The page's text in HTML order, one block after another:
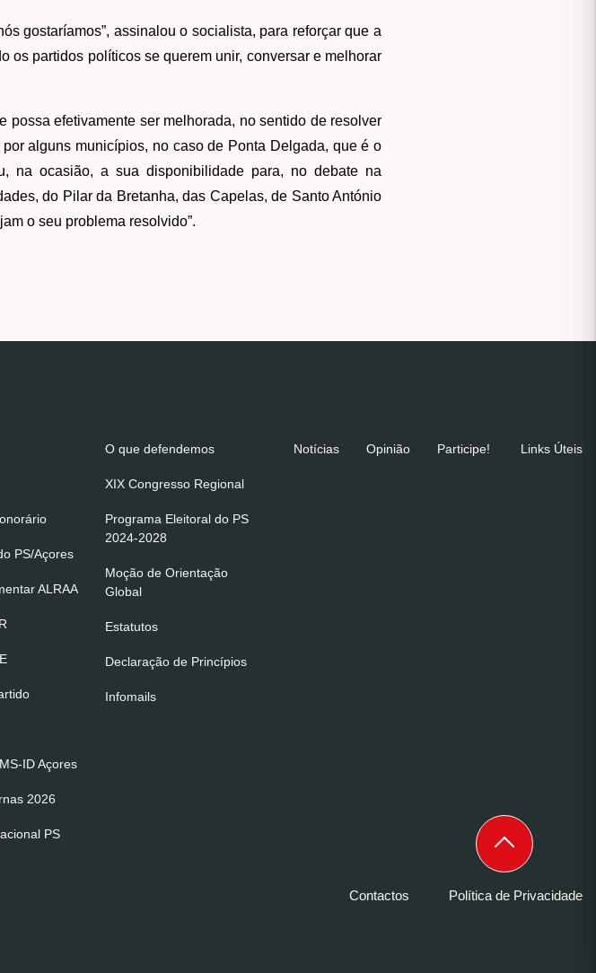
gostaríamos”, assinalou o socialista, para reforçar que a
os partidos políticos se querem unir, conversar e melhorar
possa efetivamente ser melhorada, no sentido de resolver
alguns municípios, no caso de Ponta Delgada, que é o
na ocasião, a sua disponibilidade para, no debate na
do Pilar da Bretanha, das Capelas, de Santo António
o seu problema resolvido”.
PS/Açores
ALRAA
ID Açores
2026
PS
O que defendemos
XIX Congresso Regional
Programa Eleitoral do PS
2024-2028
Moção de Orientação
Global
Estatutos
Declaração de Princípios
Infomails
Notícias Opinião Participe! Links Úteis
Contactos Política de Privacidade